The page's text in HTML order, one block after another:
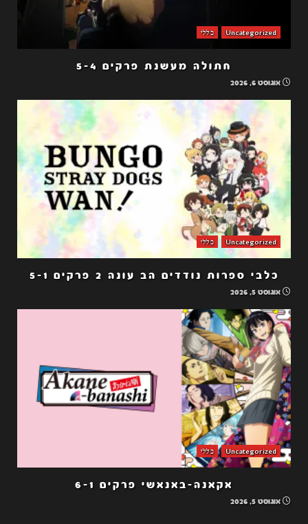
Uncategorized כללי
חתולה מעשנת פרקים 5-4
אוגוסט 6, 2026
Uncategorized כללי
כלבי ספרות נודדים הב עונה 2 פרקים 5-1
אוגוסט 5, 2026
Uncategorized כללי
אקאנה-באנאשי פרקים 6-1
אוגוסט 5, 2026